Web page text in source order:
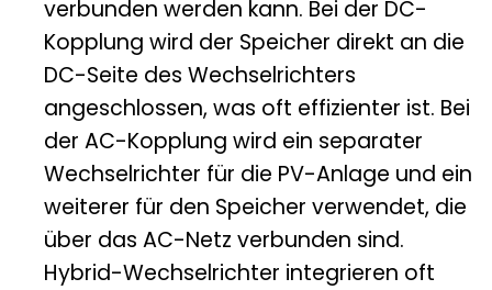
verbunden werden kann. Bei der DC-
Kopplung wird der Speicher direkt an die
DC-Seite des Wechselrichters
angeschlossen, was oft effizienter ist. Bei
der AC-Kopplung wird ein separater
Wechselrichter für die PV-Anlage und ein
weiterer für den Speicher verwendet, die
über das AC-Netz verbunden sind.
Hybrid-Wechselrichter integrieren oft